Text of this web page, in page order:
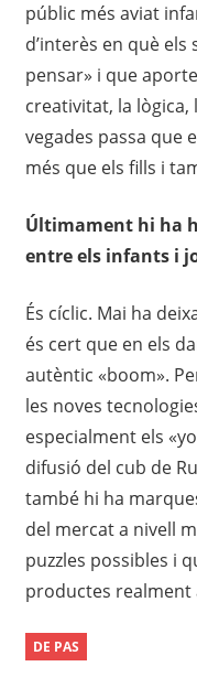
públic més aviat
d’interès en què
pensar» i que
creativitat, la lògica,
vegades passa que
més que els fills i
Últimament hi ha
entre elsinfants i
És cíclic. Mai ha
és cert que en els
autèntic «boom».
les noves
especialment els
difusió del cub de
també hi ha
del mercat a nivell
puzzles possibles i
productes realment
DE PAS